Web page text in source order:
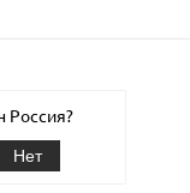
Россия?
Нет